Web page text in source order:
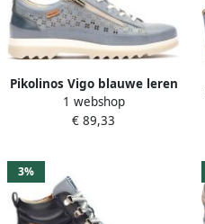
Pikolinos Vigo blauwe leren
sportschoenen
1 webshop
€ 89,33
3%